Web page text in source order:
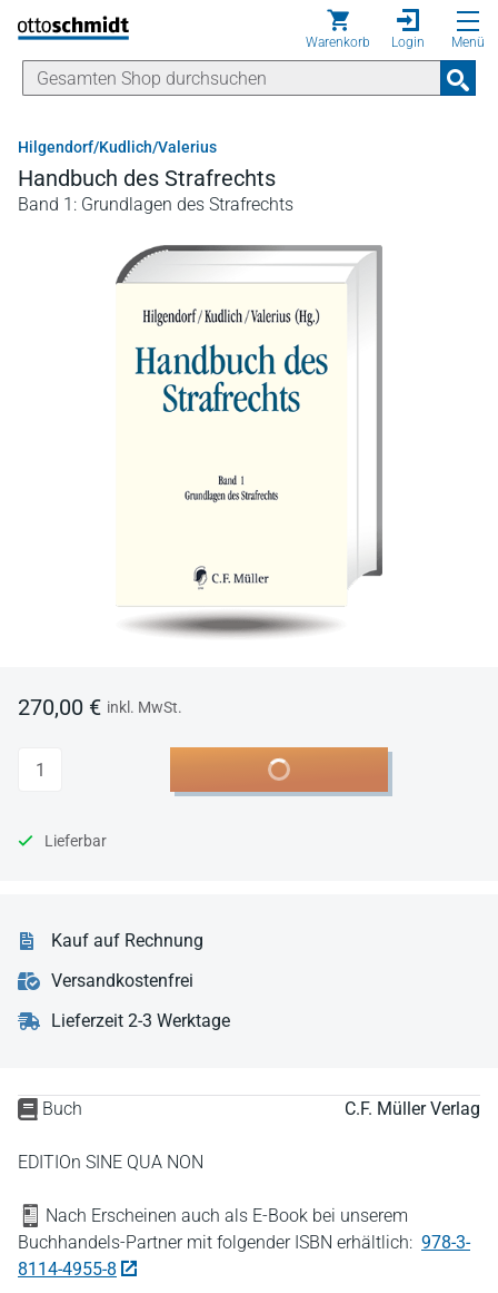
Direkt zum Inhalt
Warenkorb Login Menü
Hilgendorf/Kudlich/Valerius
Handbuch des Strafrechts
Band 1: Grundlagen des Strafrechts
Buch C.F. Müller Verlag
EDITIOn SINE QUA NON
Nach Erscheinen auch als E-Book bei unserem
Buchhandels-Partner mit folgender ISBN erhältlich: 978-3-
8114-4955-8
270,00 € inkl. MwSt.
Anzahl In den Warenkorb
Lieferbar
Kauf auf Rechnung
Versandkostenfrei
Lieferzeit 2-3 Werktage